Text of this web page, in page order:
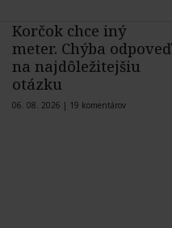
Korčok chce iný
meter. Chýba odpoveď
na najdôležitejšiu
otázku
06. 08. 2026 | 19 komentárov